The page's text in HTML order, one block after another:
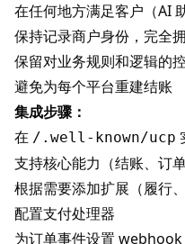
在任何地方满足客户（AI
保持记录商户身份，完全
保留对业务规则和逻辑的
避免为每个平台重建结账
集成步骤：
在 /.well-known/ucp
支持核心能力（结账、订单
根据需要添加扩展（履行、
配置支付处理器
为订单事件设置 webhook